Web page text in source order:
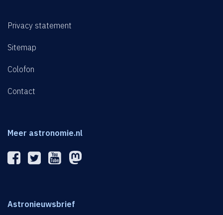
Privacy statement
Sitemap
Colofon
Contact
Meer astronomie.nl
Astronieuwsbrief